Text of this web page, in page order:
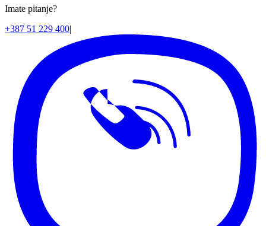
Imate pitanje?
+387 51 229 400|